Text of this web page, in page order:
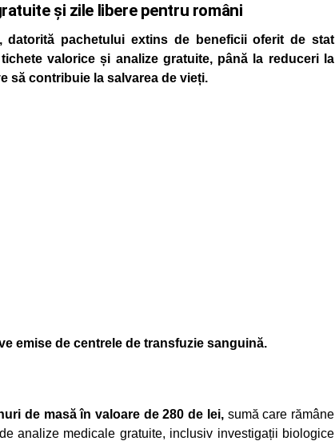
și zile libere pentru români
datorită pachetului extins de beneficii oferit de stat
valorice și analize gratuite, până la reduceri la
să contribuie la salvarea de vieți.
emise de centrele de transfuzie sanguină.
de masă în valoare de 280 de lei,sumă care rămâne
analize medicale gratuite, inclusiv investigații biologice